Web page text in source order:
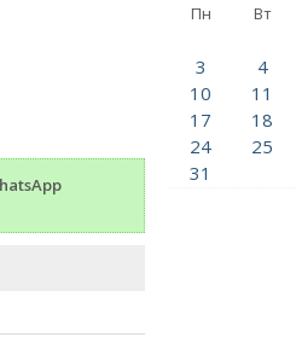
Пн Вт
3
4
10
11
17
18
24
25
31